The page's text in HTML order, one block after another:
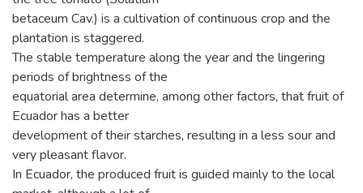
betaceum Cav.) is a cultivation of continuous crop and the
plantation is staggered.
The stable temperature along the year and the lingering
periods of brightness of the
equatorial area determine, among other factors, that fruit of
Ecuador has a better
development of their starches, resulting in a less sour and
very pleasant flavor.
In Ecuador, the produced fruit is guided mainly to the local